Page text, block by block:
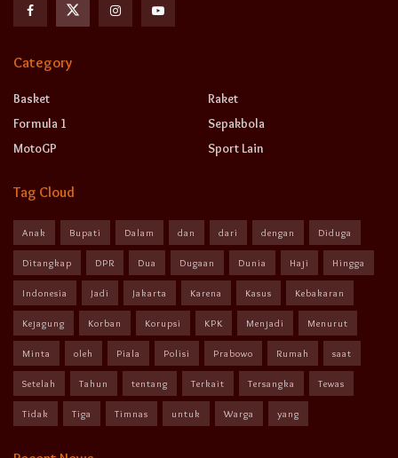
Category
Basket
Formula 1
MotoGP
Raket
Sepakbola
Sport Lain
Tag Cloud
Anak Bupati Dalam dan dari dengan Diduga
Ditangkap DPR Dua Dugaan Dunia Haji Hingga
Indonesia Jadi Jakarta Karena Kasus Kebakaran
Kejagung Korban Korupsi KPK Menjadi Menurut
Minta oleh Piala Polisi Prabowo Rumah saat
Setelah Tahun tentang Terkait Tersangka Tewas
Tidak Tiga Timnas untuk Warga yang